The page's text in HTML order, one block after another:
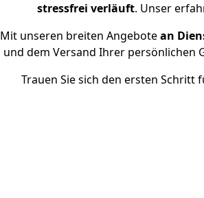
stressfrei verläuft. Unser
Mit unseren breiten Angebotean
und dem Versand Ihrer persönlichen
Trauen Sie sich den ersten Schritt